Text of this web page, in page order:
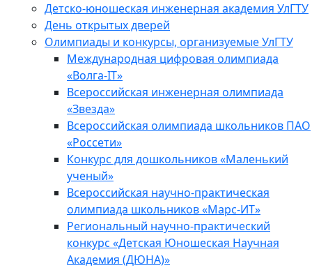
Детско-юношеская инженерная академия УлГТУ
День открытых дверей
Олимпиады и конкурсы, организуемые УлГТУ
Международная цифровая олимпиада
«Волга-IT»
Всероссийская инженерная олимпиада
«Звезда»
Всероссийская олимпиада школьников ПАО
«Россети»
Конкурс для дошкольников «Маленький
ученый»
Всероссийская научно-практическая
олимпиада школьников «Марс-ИТ»
Региональный научно-практический
конкурс «Детская Юношеская Научная
Академия (ДЮНА)»